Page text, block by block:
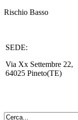
Rischio Basso
SEDE:
Via Xx Settembre 22,
64025 Pineto(TE)